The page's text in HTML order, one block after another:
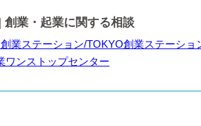
創業・起業に関する相談
業ステーション/TOKYO創業ステーショ
ワンストップセンター